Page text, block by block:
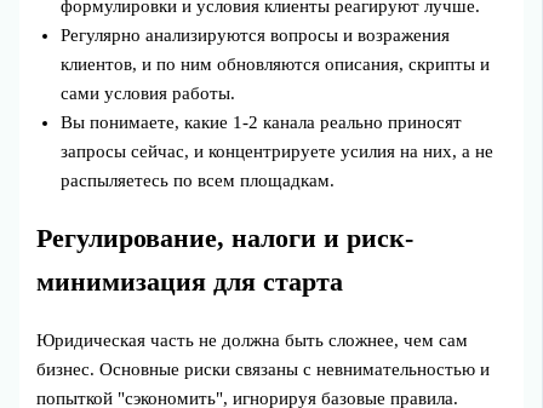
формулировки и условия клиенты реагируют лучше.
Регулярно анализируются вопросы и возражения
клиентов, и по ним обновляются описания, скрипты и
сами условия работы.
Вы понимаете, какие 1-2 канала реально приносят
запросы сейчас, и концентрируете усилия на них, а не
распыляетесь по всем площадкам.
Регулирование, налоги и риск-
минимизация для старта
Юридическая часть не должна быть сложнее, чем сам
бизнес. Основные риски связаны с невнимательностью и
попыткой "сэкономить", игнорируя базовые правила.